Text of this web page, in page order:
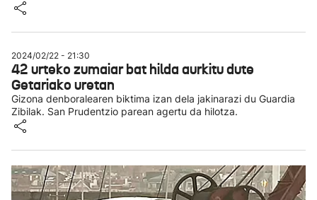
2024/02/22 - 21:30
42 urteko zumaiar bat hilda aurkitu dute
Getariako uretan
Gizona denboralearen biktima izan dela jakinarazi du Guardia
Zibilak. San Prudentzio parean agertu da hilotza.